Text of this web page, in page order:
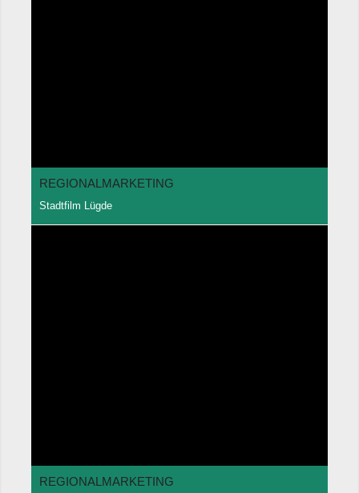
REGIONALMARKETING
Stadtfilm Lügde
REGIONALMARKETING